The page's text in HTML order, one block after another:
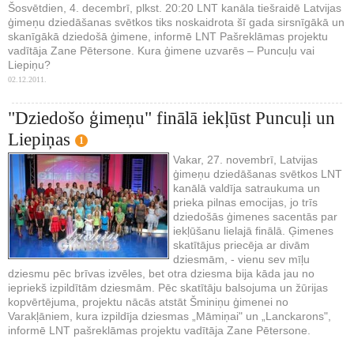
Šosvētdien, 4. decembrī, plkst. 20:20 LNT kanāla tiešraidē Latvijas
ģimeņu dziedāšanas svētkos tiks noskaidrota šī gada sirsnīgākā un
skanīgākā dziedošā ģimene, informē LNT Pašreklāmas projektu
vadītāja Zane Pētersone. Kura ģimene uzvarēs – Puncuļu vai
Liepiņu?
02.12.2011.
"Dziedošo ģimeņu" finālā iekļūst Puncuļi un
Liepiņas
1
Vakar, 27. novembrī, Latvijas
ģimeņu dziedāšanas svētkos LNT
kanālā valdīja satraukuma un
prieka pilnas emocijas, jo trīs
dziedošās ģimenes sacentās par
iekļūšanu lielajā finālā. Ģimenes
skatītājus priecēja ar divām
dziesmām, - vienu sev mīļu
dziesmu pēc brīvas izvēles, bet otra dziesma bija kāda jau no
iepriekš izpildītām dziesmām. Pēc skatītāju balsojuma un žūrijas
kopvērtējuma, projektu nācās atstāt Šminiņu ģimenei no
Varakļāniem, kura izpildīja dziesmas „Māmiņai" un „Lanckarons",
informē LNT pašreklāmas projektu vadītāja Zane Pētersone.